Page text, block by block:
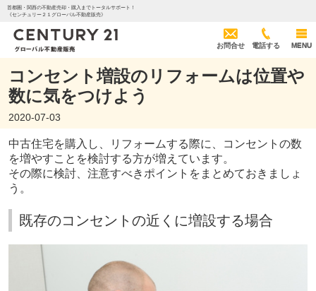
首都圏・関西の不動産売却・購入までトータルサポート！
《センチュリー２１グローバル不動産販売》
お問合せ 電話する MENU
コンセント増設のリフォームは位置や
数に気をつけよう
2020-07-03
中古住宅を購入し、リフォームする際に、コンセントの数
を増やすことを検討する方が増えています。
その際に検討、注意すべきポイントをまとめておきましょ
う。
既存のコンセントの近くに増設する場合